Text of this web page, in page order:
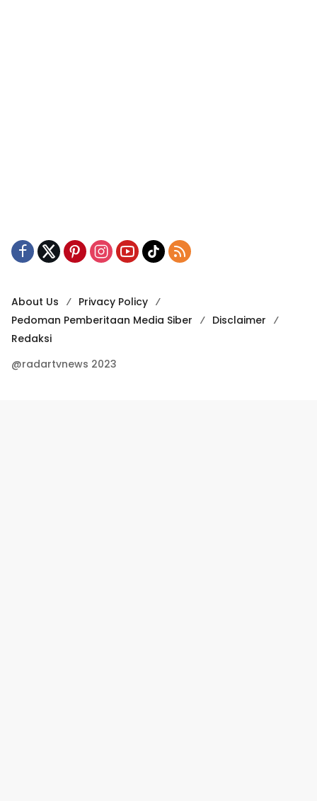
About Us
Privacy Policy
Pedoman Pemberitaan Media Siber
Disclaimer
Redaksi
@radartvnews 2023